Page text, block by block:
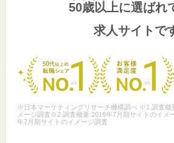
50歳以上に選ばれ
求人サイトで
※日本マーケティングリサーチ機構調べ ※1 調査概
メージ調査※2 調査概要:2019年7月期サイトのイ
年7月期サイトのイメージ調査